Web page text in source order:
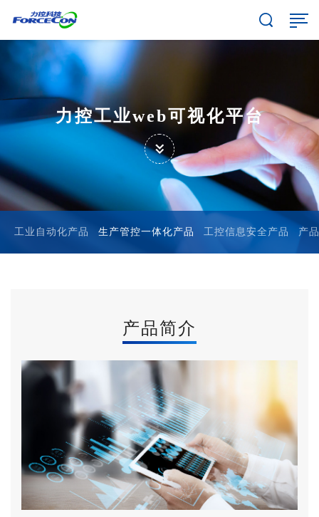
力控工业web可视化平台
工业自动化产品 生产管控一体化产品 工控信息安全产品 产
产品简介